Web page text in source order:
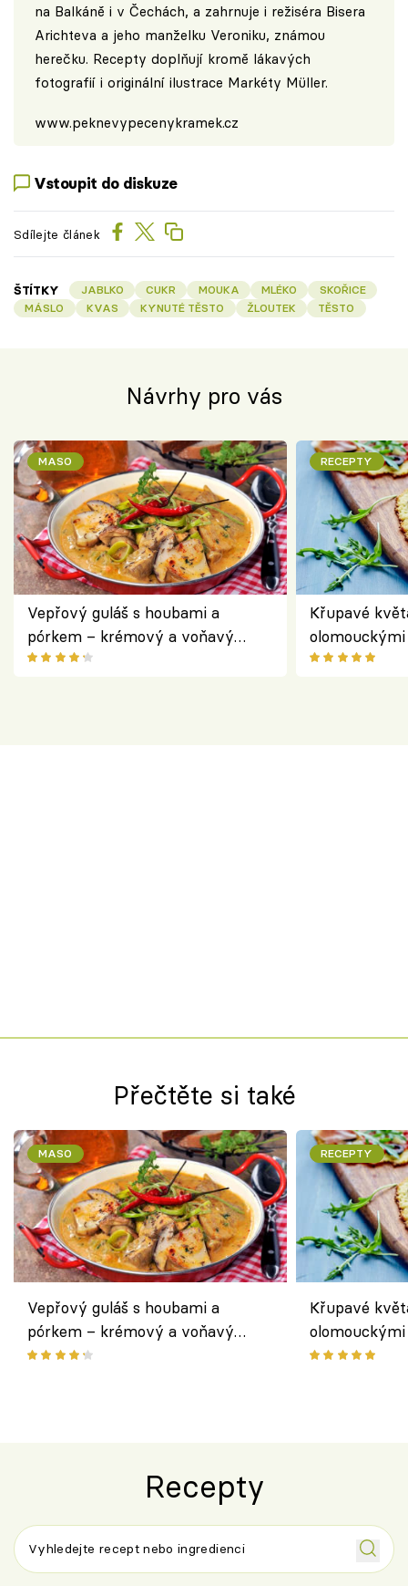
na Balkáně i v Čechách, a zahrnuje i režiséra Bisera
Arichteva a jeho manželku Veroniku, známou
herečku. Recepty doplňují kromě lákavých
fotografií i originální ilustrace Markéty Müller.
www.peknevypecenykramek.cz
Vstoupit do diskuze
Sdílejte článek
ŠTÍTKY JABLKO CUKR MOUKA MLÉKO
SKOŘICE
MÁSLO
KVAS KYNUTÉ TĚSTO ŽLOUTEK TĚSTO
Návrhy pro vás
MASO
Vepřový guláš s houbami a
pórkem – krémový a voňavý
pokrm z jednoho hrnce
RECEPTY
Křupavé
bezlepkový
Přečtěte si také
MASO
Vepřový guláš s houbami a
pórkem – krémový a voňavý
pokrm z jednoho hrnce
RECEPTY
Křupavé
bezlepkový
Recepty